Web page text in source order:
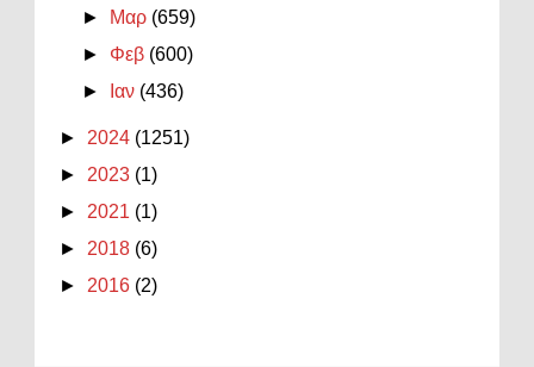
►
Μαρ (659)
► Φεβ (600)
►
Ιαν (436)
► 2024 (1251)
► 2023 (1)
► 2021 (1)
► 2018 (6)
► 2016 (2)